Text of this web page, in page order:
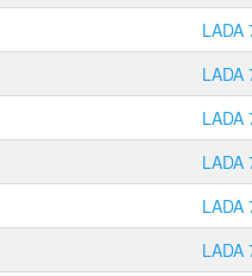
LADA
LADA
LADA
LADA
LADA
LADA